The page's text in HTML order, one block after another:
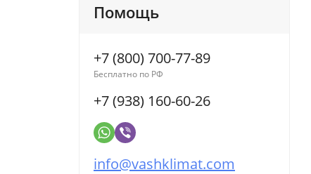
Помощь
+7 (800) 700-77-89
Бесплатно по РФ
+7 (938) 160-60-26
info@vashklimat.com